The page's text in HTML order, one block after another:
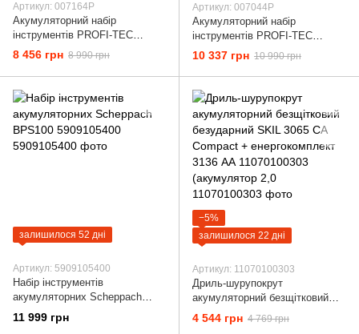
Артикул: 007164P
Акумуляторний набір
інструментів PROFI-TEC
Combo Set 3/7 POWERLine
(PBH201, DGA20BL, PTW502)
(2×PT2040MP (4.0
8 456 грн 8 990 грн
Артикул: 007044P
Акумуляторний набір
інструментів PROFI-TEC
Combo Set 4/5 POWERLine
(DHP485BL, PBH201,
DGA20BL, PTW502) (3×PT20
10 337 грн 10 990 грн
залишилося 52 дні
Артикул: 5909105400
Набір інструментів
акумуляторних Scheppach
BPS100 5909105400
11 999 грн
−5%
залишилося 22 дні
Артикул: 11070100303
Дриль-шурупокрут
акумуляторний безщітковий
безударний SKIL 3065 CA
Compact + енергокомплект
4 544 грн 4 769 грн